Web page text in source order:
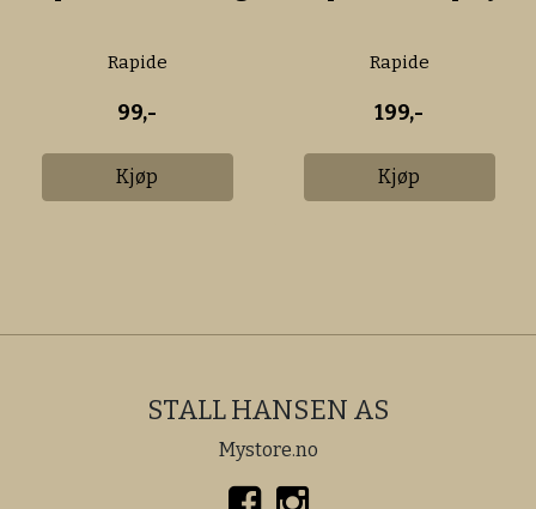
Rapide
99,-
Kjøp
Rapide
199,-
Kjøp
STALL HANSEN AS
Mystore.no